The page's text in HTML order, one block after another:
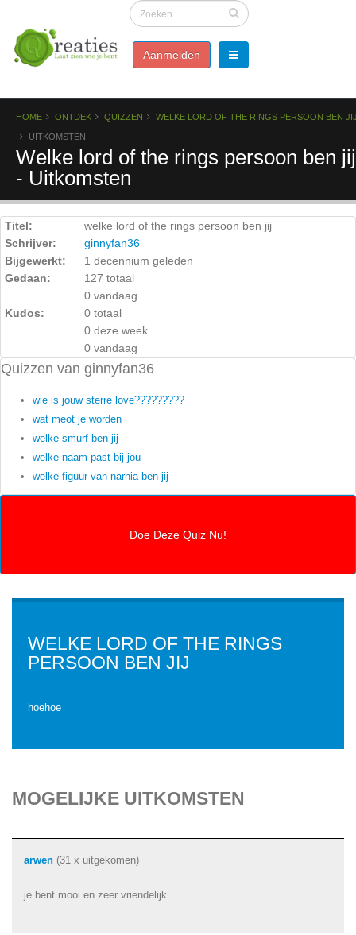
Aanmelden
HOME ONTDEK QUIZZEN WELKE LORD OF THE RINGS PERSOON BEN
UITKOMSTEN
Welke lord of the rings persoon ben jij
- Uitkomsten
Titel:
welke lord of the rings persoon ben jij
Schrijver:
ginnyfan36
Bijgewerkt:
1 decennium geleden
Gedaan:
127 totaal
0 vandaag
Kudos:
0 totaal
0 deze week
0 vandaag
Quizzen van ginnyfan36
wie is jouw sterre love?????????
wat meot je worden
welke smurf ben jij
welke naam past bij jou
welke figuur van narnia ben jij
WELKE LORD OF THE RINGS
PERSOON BEN JIJ
hoehoe
MOGELIJKE UITKOMSTEN
arwen (31 x uitgekomen)
je bent mooi en zeer vriendelijk